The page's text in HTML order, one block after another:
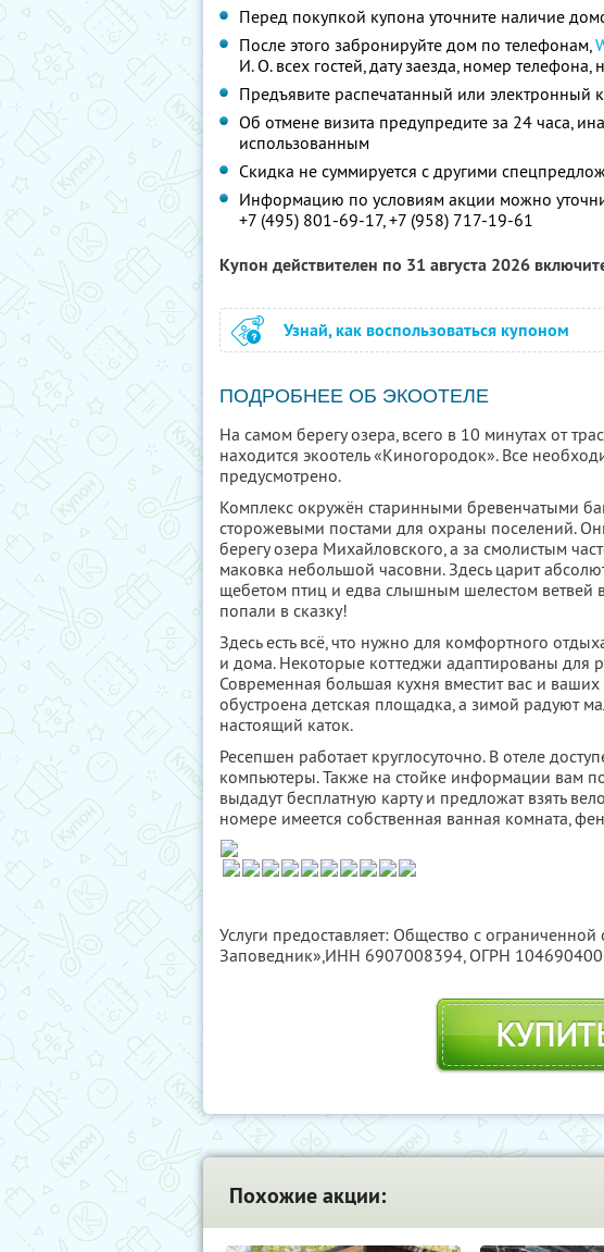
Перед покупкой купона уточните наличие
После этого забронируйте дом по телефонам,
И. О. всех гостей, дату заезда, номер
Предъявите распечатанный или электронный
Об отмене визита предупредите за 24 часа,
использованным
Скидка не суммируется с другими
Информацию по условиям акции можно
+7 (495) 801-69-17, +7 (958) 717-19-61
Купон действителен по 31 августа 2026
Узнай, как воспользоваться купоном
ПОДРОБНЕЕ ОБ ЭКООТЕЛЕ
На самом берегу озера, всего в 10 минутах от
находится экоотель «Киногородок». Все
предусмотрено.
Комплекс окружён старинными бревенчатыми
сторожевыми постами для охраны поселений.
берегу озера Михайловского, а за смолистым
маковка небольшой часовни. Здесь царит
щебетом птиц и едва слышным шелестом ветвей
попали в сказку!
Здесь есть всё, что нужно для комфортного
и дома. Некоторые коттеджи адаптированы для
Современная большая кухня вместит вас и
обустроена детская площадка, а зимой радуют
настоящий каток.
Ресепшен работает круглосуточно. В отеле
компьютеры. Также на стойке информации вам
выдадут бесплатную карту и предложат взять
номере имеется собственная ванная комната,
Услуги предоставляет: Общество с ограниченной
Заповедник»,ИНН 6907008394, ОГРН
Похожие акции: